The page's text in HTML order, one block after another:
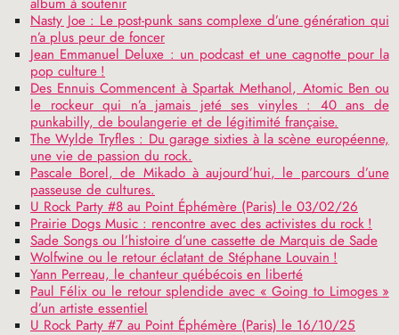
Nasty Joe : Le post-punk sans complexe d’une génération qui
n’a plus peur de foncer
Jean Emmanuel Deluxe : un podcast et une cagnotte pour la
pop culture !
Des Ennuis Commencent à Spartak Methanol, Atomic Ben ou
le rockeur qui n’a jamais jeté ses vinyles : 40 ans de
punkabilly, de boulangerie et de légitimité française.
The Wylde Tryfles : Du garage sixties à la scène européenne,
une vie de passion du rock.
Pascale Borel, de Mikado à aujourd’hui, le parcours d’une
passeuse de cultures.
U Rock Party #8 au Point Éphémère (Paris) le 03/02/26
Prairie Dogs Music : rencontre avec des activistes du rock !
Sade Songs ou l’histoire d’une cassette de Marquis de Sade
Wolfwine ou le retour éclatant de Stéphane Louvain !
Yann Perreau, le chanteur québécois en liberté
Paul Félix ou le retour splendide avec « Going to Limoges »
d’un artiste essentiel
U Rock Party #7 au Point Éphémère (Paris) le 16/10/25